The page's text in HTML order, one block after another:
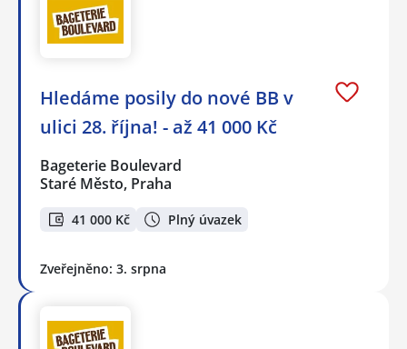
Hledáme posily do nové BB v
ulici 28. října! - až 41 000 Kč
Bageterie Boulevard
Staré Město, Praha
41 000 Kč Plný úvazek
Zveřejněno: 3. srpna